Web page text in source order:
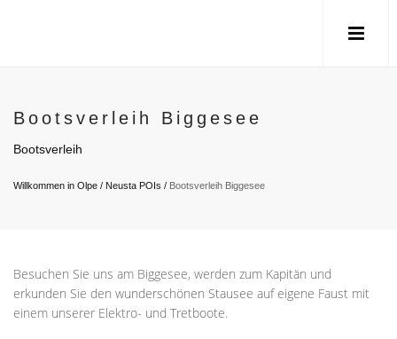
Bootsverleih Biggesee
Bootsverleih
Willkommen in Olpe / Neusta POIs / Bootsverleih Biggesee
Besuchen Sie uns am Biggesee, werden zum Kapitän und
erkunden Sie den wunderschönen Stausee auf eigene Faust mit
einem unserer Elektro- und Tretboote.